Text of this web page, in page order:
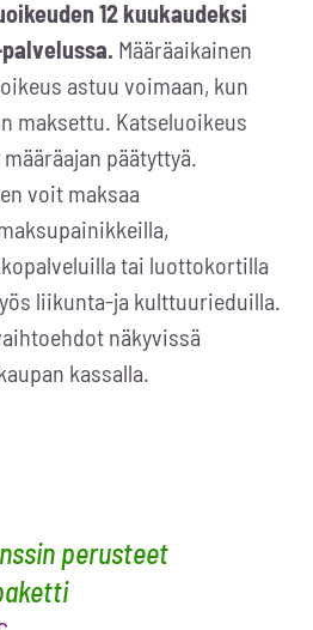
12 kuukaudeksi
Määräaikainen
astuu voimaan, kun
maksettu. Katseluoikeus
päätyttyä.
voit maksaa
tai luottokortilla
liikunta-ja kulttuurieduilla.
näkyvissä
kassalla.
perusteet